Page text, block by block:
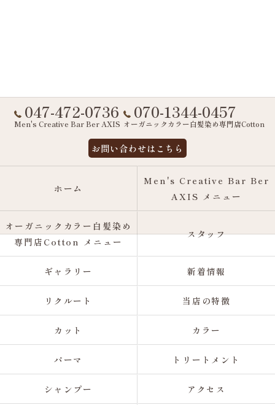
047-472-0736
Men's Creative Bar Ber AXIS
070-1344-0457
オーガニックカラー白髪染め専門店Cotton
お問い合わせはこちら
ホーム
Men's Creative Bar Ber
AXIS メニュー
オーガニックカラー白髪染め
専門店Cotton メニュー
スタッフ
ギャラリー 新着情報
リクルート 当店の特徴
カット カラー
パーマ トリートメント
シャンプー アクセス